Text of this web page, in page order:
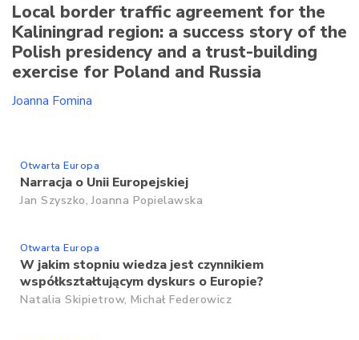
Local border traffic agreement for the
Kaliningrad region: a success story of the
Polish presidency and a trust-building
exercise for Poland and Russia
Joanna Fomina
Otwarta Europa
Narracja o Unii Europejskiej
Jan Szyszko, Joanna Popielawska
Otwarta Europa
W jakim stopniu wiedza jest czynnikiem
współkształtującym dyskurs o Europie?
Natalia Skipietrow, Michał Federowicz